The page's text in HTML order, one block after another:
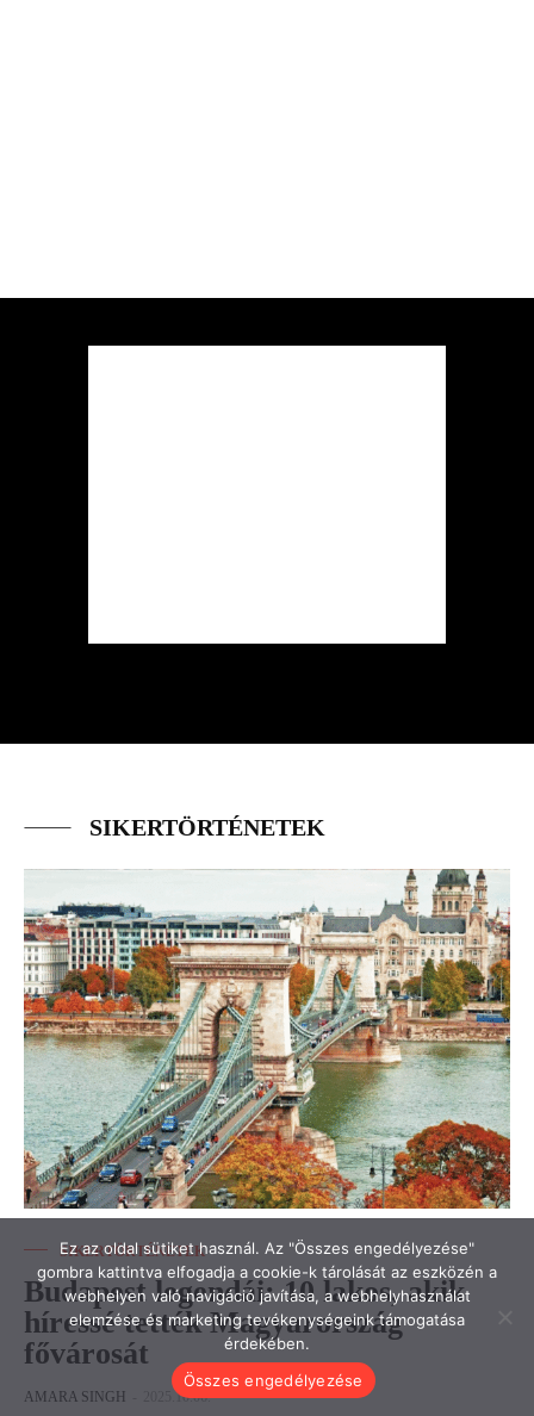
SIKERTÖRTÉNETEK
SIKERTÖRTÉNETEK
Budapest legendái: 10 lakos, akik
híressé tették Magyarország
fővárosát
AMARA SINGH 2025.10.06.
Ez az oldal sütiket használ. Az "Összes engedélyezése"
gombra kattintva elfogadja a cookie-k tárolását az eszközén a
webhelyen való navigáció javítása, a webhelyhasználat
elemzése és marketing tevékenységeink támogatása
érdekében.
Összes engedélyezése